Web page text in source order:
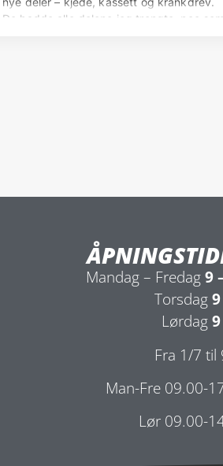
Mandag – Fredag9
Torsdag
Lørdag
Fra 1/7 til
Man-Fre 09.00-
Lør 09.00-